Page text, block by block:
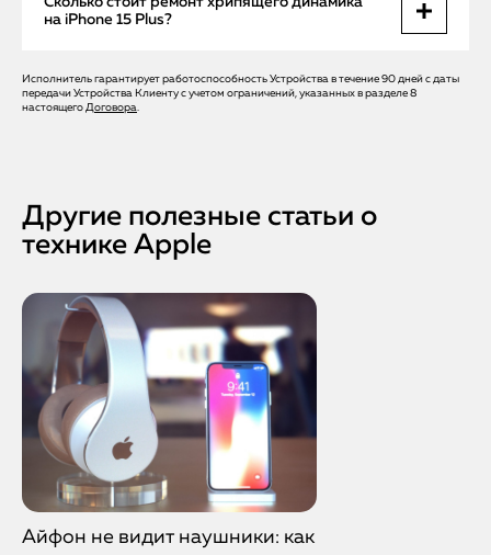
после перегрева, воды или низкокачественного ремонта.
Работа ювелирная — но наши специалисты справляются
на iPhone 15 Plus?
Чистка — от 990 ₽. Замена динамика — от 3900 ₽.
Восстановление аудиокодека — от 5900 ₽. Выезд и
Исполнитель гарантирует работоспособность Устройства в течение 90 дней с даты
передачи Устройства Клиенту с учетом ограничений, указанных в разделе 8
настоящего Договора.
Другие полезные статьи о
технике Apple
Айфон не видит наушники: как